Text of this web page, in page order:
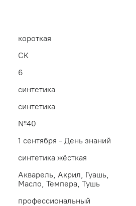
короткая
СК
6
синтетика
синтетика
№40
1 сентября - День знаний
синтетика жёсткая
Акварель, Акрил, Гуашь,
Масло, Темпера, Тушь
профессиональный